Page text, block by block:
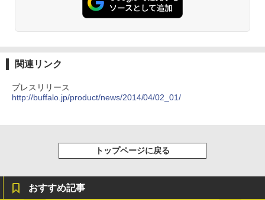
関連リンク
プレスリリース
http://buffalo.jp/product/news/2014/04/02_01/
トップページに戻る
おすすめ記事